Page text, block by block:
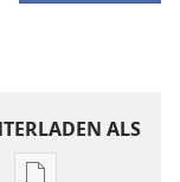
ALS